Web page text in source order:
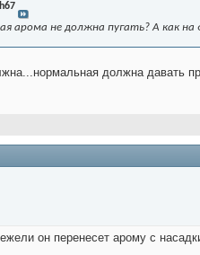
арома не должна пугать? А как
должна давать
он перенесет арому с